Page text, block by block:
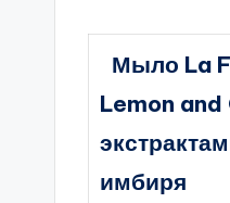
Мыло La
Lemon and
имбиря